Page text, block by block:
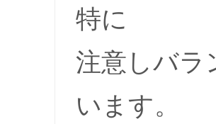
特に
注意しバラ
います。